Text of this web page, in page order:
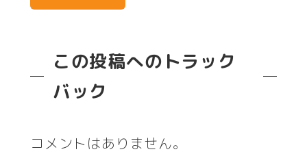
この投稿へのトラック
バック
コメントはありません。